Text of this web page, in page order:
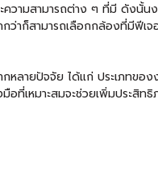
ามสามารถต่าง ๆ ที่มี ดังนั้น
าก็สามารถเลือกกล้องที่มีฟีเ
ายปัจจัย ได้แก่ ประเภทของ
เหมาะสมจะช่วยเพิ่มประสิท